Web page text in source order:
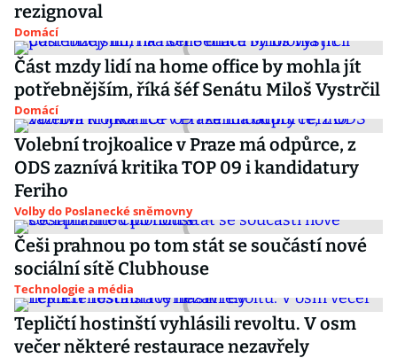
rezignoval
Domácí
Část mzdy lidí na home office by mohla jít
potřebnějším, říká šéf Senátu Miloš Vystrčil
Domácí
Volební trojkoalice v Praze má odpůrce, z
ODS zaznívá kritika TOP 09 i kandidatury
Feriho
Volby do Poslanecké sněmovny
Češi prahnou po tom stát se součástí nové
sociální sítě Clubhouse
Technologie a média
Tepličtí hostinští vyhlásili revoltu. V osm
večer některé restaurace nezavřely